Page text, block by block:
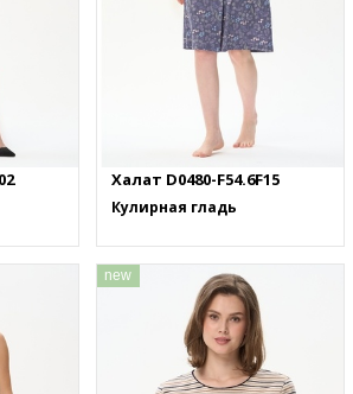
Халат D0480-F54.6F15
Кулирная гладь
new